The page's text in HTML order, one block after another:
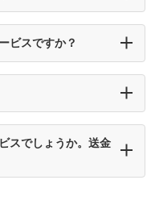
ビスですか？
スでしょうか。送金